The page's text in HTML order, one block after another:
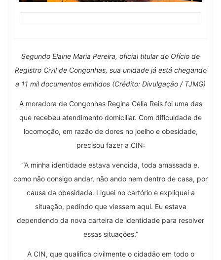
Segundo Elaine Maria Pereira, oficial titular do Ofício de
Registro Civil de Congonhas, sua unidade já está chegando
a 11 mil documentos emitidos (Crédito: Divulgação / TJMG)
A moradora de Congonhas Regina Célia Reis foi uma das
que recebeu atendimento domiciliar. Com dificuldade de
locomoção, em razão de dores no joelho e obesidade,
precisou fazer a CIN:
“A minha identidade estava vencida, toda amassada e,
como não consigo andar, não ando nem dentro de casa, por
causa da obesidade. Liguei no cartório e expliquei a
situação, pedindo que viessem aqui. Eu estava
dependendo da nova carteira de identidade para resolver
essas situações.”
A CIN, que qualifica civilmente o cidadão em todo o